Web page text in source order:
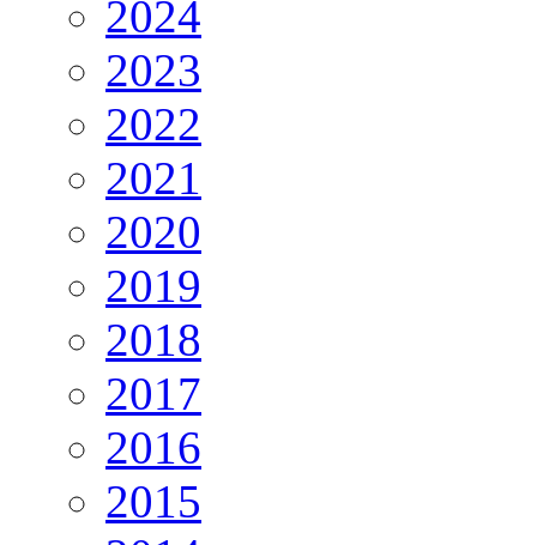
2024
2023
2022
2021
2020
2019
2018
2017
2016
2015